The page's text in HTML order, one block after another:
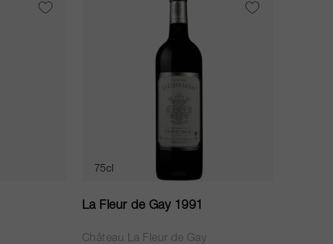
75cl
La Fleur de Gay 1991
Château La Fleur de Gay